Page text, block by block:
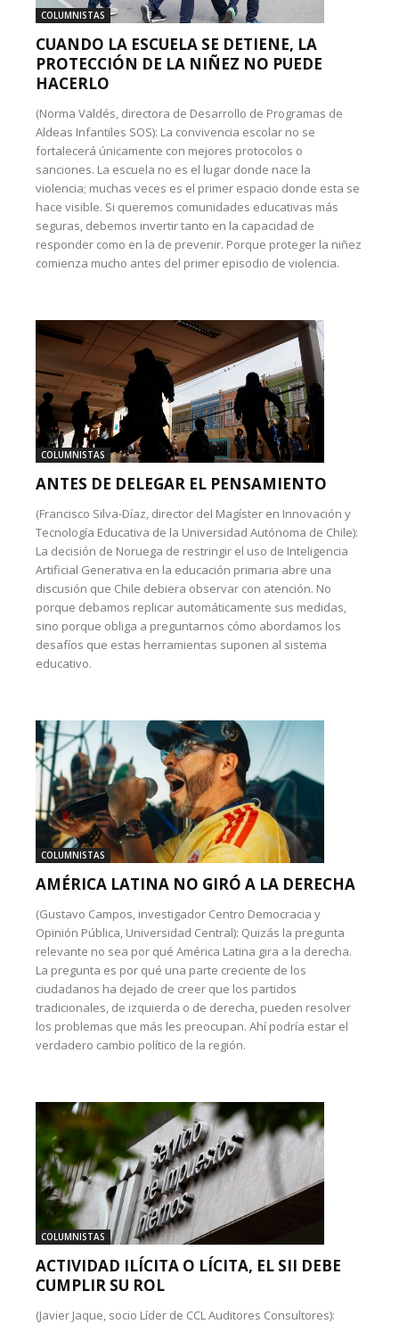
COLUMNISTAS
CUANDO LA ESCUELA SE DETIENE, LA
PROTECCIÓN DE LA NIÑEZ NO PUEDE
HACERLO
(Norma Valdés, directora de Desarrollo de Programas de
Aldeas Infantiles SOS): La convivencia escolar no se
fortalecerá únicamente con mejores protocolos o
sanciones. La escuela no es el lugar donde nace la
violencia; muchas veces es el primer espacio donde esta se
hace visible. Si queremos comunidades educativas más
seguras, debemos invertir tanto en la capacidad de
responder como en la de prevenir. Porque proteger la niñez
comienza mucho antes del primer episodio de violencia.
COLUMNISTAS
ANTES DE DELEGAR EL PENSAMIENTO
(Francisco Silva-Díaz, director del Magíster en Innovación y
Tecnología Educativa de la Universidad Autónoma de Chile):
La decisión de Noruega de restringir el uso de Inteligencia
Artificial Generativa en la educación primaria abre una
discusión que Chile debiera observar con atención. No
porque debamos replicar automáticamente sus medidas,
sino porque obliga a preguntarnos cómo abordamos los
desafíos que estas herramientas suponen al sistema
educativo.
COLUMNISTAS
AMÉRICA LATINA NO GIRÓ A LA DERECHA
(Gustavo Campos, investigador Centro Democracia y
Opinión Pública, Universidad Central): Quizás la pregunta
relevante no sea por qué América Latina gira a la derecha.
La pregunta es por qué una parte creciente de los
ciudadanos ha dejado de creer que los partidos
tradicionales, de izquierda o de derecha, pueden resolver
los problemas que más les preocupan. Ahí podría estar el
verdadero cambio político de la región.
COLUMNISTAS
ACTIVIDAD ILÍCITA O LÍCITA, EL SII DEBE
CUMPLIR SU ROL
(Javier Jaque, socio Líder de CCL Auditores Consultores):